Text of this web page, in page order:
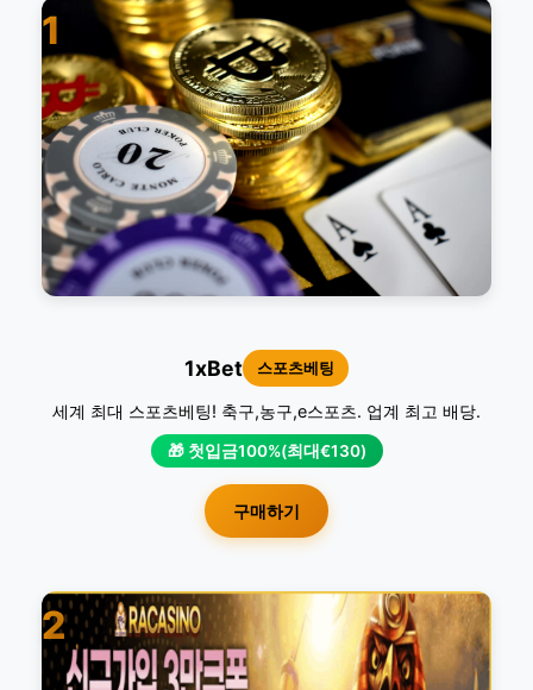
1
1xBet 스포츠베팅
세계 최대 스포츠베팅! 축구,농구,e스포츠. 업계 최고 배당.
🎁 첫입금100%(최대€130)
구매하기
2